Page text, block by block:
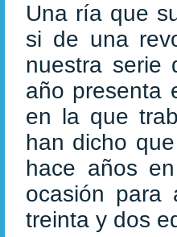
Una ría que
si de una
nuestra serie
año presenta
en la que
han dicho
hace años
ocasión para
treinta y dos